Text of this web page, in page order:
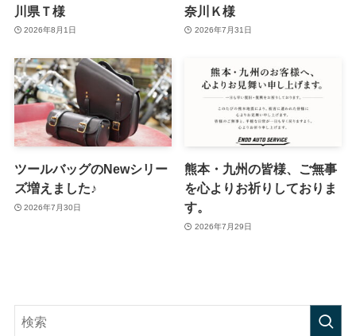
川県Ｔ様
2026年8月1日
奈川Ｋ様
2026年7月31日
ツールバッグのNewシリー
ズ増えました♪
2026年7月30日
熊本・九州の皆様、ご無事
を心よりお祈りしておりま
す。
2026年7月29日